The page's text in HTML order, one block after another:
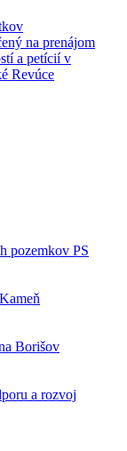
na prenájom
a petícií v
Revúce
pozemkov PS
Borišov
a rozvoj